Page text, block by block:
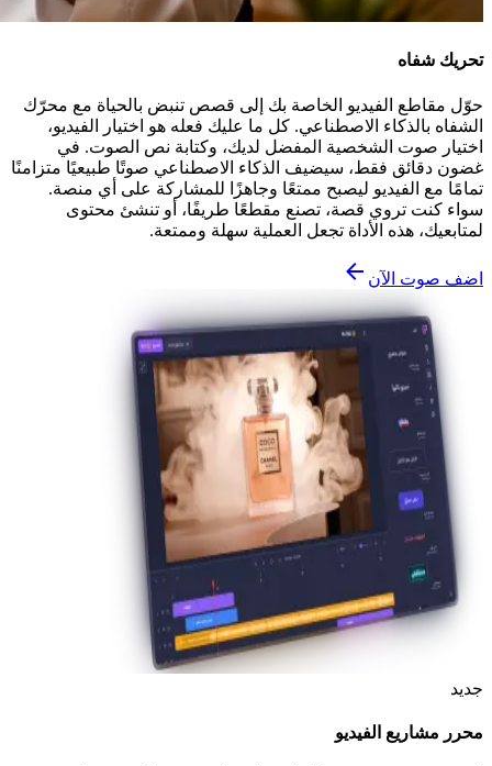
تحريك شفاه
حوّل مقاطع الفيديو الخاصة بك إلى قصص تنبض بالحياة مع محرّك
الشفاه بالذكاء الاصطناعي. كل ما عليك فعله هو اختيار الفيديو،
اختيار صوت الشخصية المفضل لديك، وكتابة نص الصوت. في
غضون دقائق فقط، سيضيف الذكاء الاصطناعي صوتًا طبيعيًا متزامنًا
تمامًا مع الفيديو ليصبح ممتعًا وجاهزًا للمشاركة على أي منصة.
سواء كنت تروي قصة، تصنع مقطعًا طريفًا، أو تنشئ محتوى
لمتابعيك، هذه الأداة تجعل العملية سهلة وممتعة.
اضف صوت الآن
جديد
محرر مشاريع الفيديو